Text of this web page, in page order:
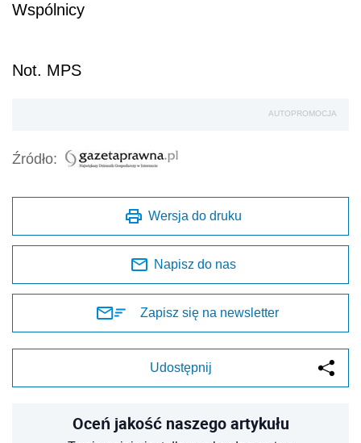
Wspólnicy
Not. MPS
AUTOPROMOCJA
Źródło:
Wersja do druku
Napisz do nas
Zapisz się na newsletter
Udostępnij
Oceń jakość naszego artykułu